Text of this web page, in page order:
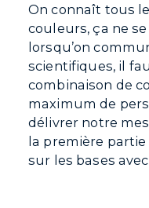
On connaît tous
couleurs, ça ne
lorsqu’on
scientifiques, il
combinaison de
maximum de
délivrer notre
la première
sur les bases